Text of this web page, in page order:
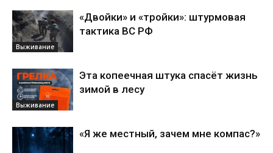
Выживание
«Двойки» и «тройки»: штурмовая
тактика ВС РФ
Выживание
Эта копеечная штука спасёт жизнь
зимой в лесу
«Я же местный, зачем мне компас?»